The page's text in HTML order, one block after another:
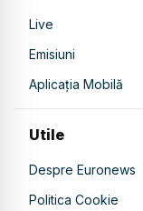
Live
Emisiuni
Aplicația Mobilă
Utile
Despre Euronews
Politica Cookie